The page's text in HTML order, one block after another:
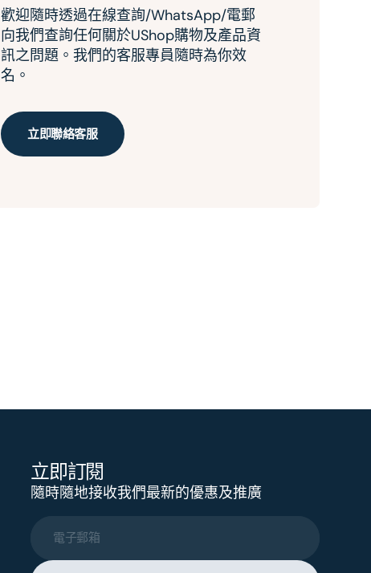
歡迎隨時透過在線查詢/WhatsApp/電郵
向我們查詢任何關於UShop購物及產品資
訊之問題。我們的客服專員隨時為你效
名。
立即聯絡客服
立即訂閱
隨時隨地接收我們最新的優惠及推廣
電子郵箱